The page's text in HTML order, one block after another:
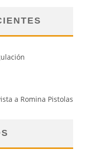
a Romina Pistolas